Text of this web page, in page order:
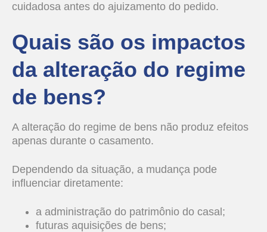
cuidadosa antes do ajuizamento do pedido.
Quais são os impactos
da alteração do regime
de bens?
A alteração do regime de bens não produz efeitos
apenas durante o casamento.
Dependendo da situação, a mudança pode
influenciar diretamente:
a administração do patrimônio do casal;
futuras aquisições de bens;